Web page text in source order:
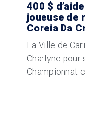
400 $
joueuse de
Coreia Da
La Ville de
Charlyne pour
Championnat